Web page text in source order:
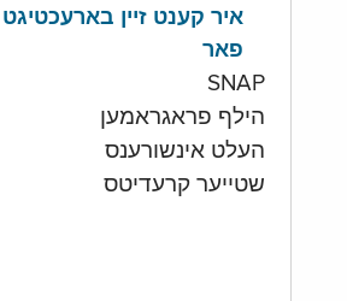
איר קענט זיין בארעכטיגט
פאר
SNAP
הילף פראגראמען
העלט אינשורענס
שטייער קרעדיטס